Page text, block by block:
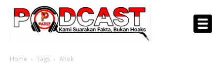
Home Tags Ahok